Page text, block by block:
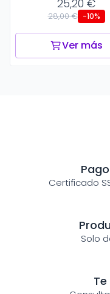
25,20 €
28,00 € -10%
Ver más
Certificado
Solo